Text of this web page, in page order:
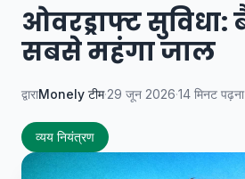
ओवरड्राफ्ट
सबसे महंगा जाल
द्वाराMonely टीम·29 जून 2026·14 मिनट पढ़ना
व्यय नियंत्रण